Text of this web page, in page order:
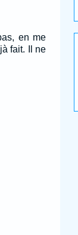
en me
fait. Il ne